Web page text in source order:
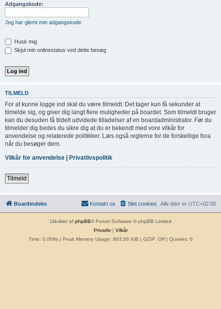
Adgangskode:
Jeg har glemt min adgangskode
Husk mig
Skjul min onlinestatus ved dette besøg
TILMELD
For at kunne logge ind skal du være tilmeldt. Det tager kun få sekunder at
tilmelde sig, og giver dig langt flere muligheder på boardet. Som tilmeldt bruger
kan du desuden få tildelt udvidede tilladelser af en boardadministrator. Før du
tilmelder dig bedes du sikre dig at du er bekendt med vore vilkår for
anvendelse og relaterede politikker. Læs også reglerne for de forskellige fora
når du besøger dem.
Vilkår for anvendelse
Privatlivspolitik
Tilmeld
Boardindeks Alle tider er UTC+02:00
Slet cookies
Kontakt os
Udviklet af phpBB® Forum Software © phpBB Limited
Privatliv| Vilkår
Time: 0.009s| Peak Memory Usage: 803.06 KiB | GZIP: Off | Queries: 6